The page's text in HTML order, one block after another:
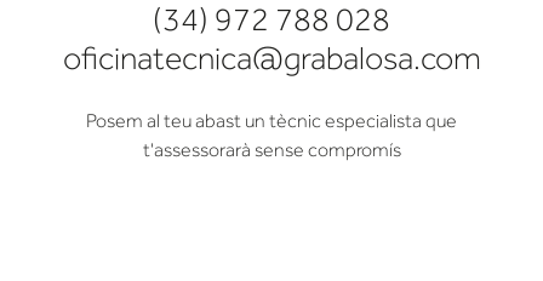
(34) 972 788 028
oficinatecnica@grabalosa.com
Posem al teu abast un tècnic especialista que
t'assessorarà sense compromís